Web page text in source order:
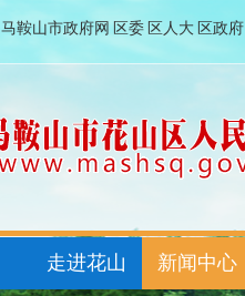
马鞍山市政府网 区委 区人大 区政府
走进花山 新闻中心